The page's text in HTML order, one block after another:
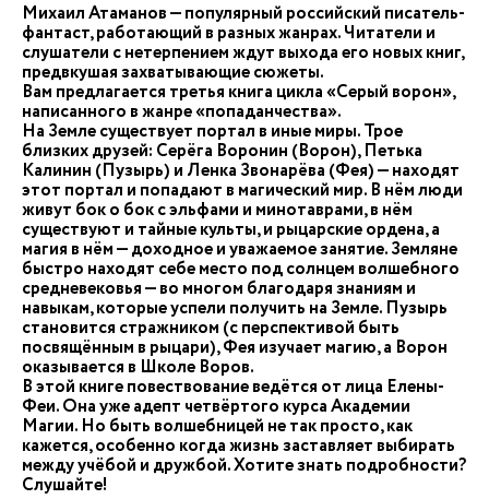
Михаил Атаманов — популярный российский писатель-
фантаст, работающий в разных жанрах. Читатели и
слушатели с нетерпением ждут выхода его новых книг,
предвкушая захватывающие сюжеты.
Вам предлагается третья книга цикла «Серый ворон»,
написанного в жанре «попаданчества».
На Земле существует портал в иные миры. Трое
близких друзей: Серёга Воронин (Ворон), Петька
Калинин (Пузырь) и Ленка Звонарёва (Фея) — находят
этот портал и попадают в магический мир. В нём люди
живут бок о бок с эльфами и минотаврами, в нём
существуют и тайные культы, и рыцарские ордена, а
магия в нём — доходное и уважаемое занятие. Земляне
быстро находят себе место под солнцем волшебного
средневековья — во многом благодаря знаниям и
навыкам, которые успели получить на Земле. Пузырь
становится стражником (с перспективой быть
посвящённым в рыцари), Фея изучает магию, а Ворон
оказывается в Школе Воров.
В этой книге повествование ведётся от лица Елены-
Феи. Она уже адепт четвёртого курса Академии
Магии. Но быть волшебницей не так просто, как
кажется, особенно когда жизнь заставляет выбирать
между учёбой и дружбой. Хотите знать подробности?
Слушайте!